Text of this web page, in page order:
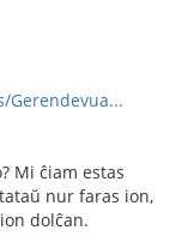
Mi ĉiam estas
nur faras ion,
dolĉan.